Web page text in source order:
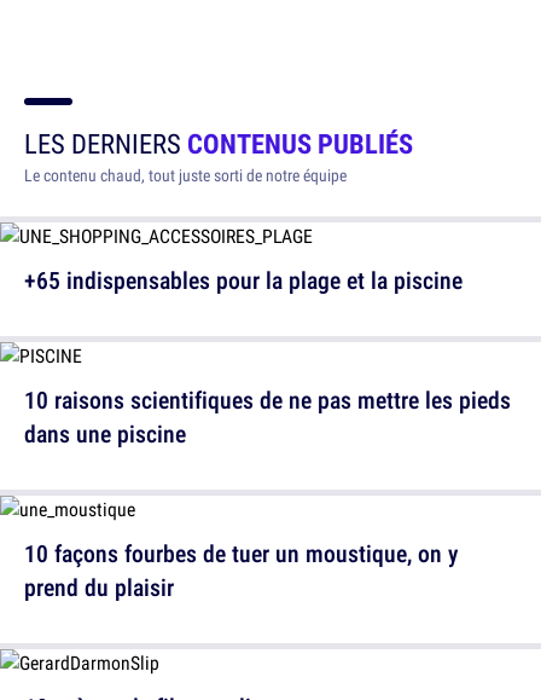
LES DERNIERS CONTENUS PUBLIÉS
Le contenu chaud, tout juste sorti de notre équipe
+65 indispensables pour la plage et la piscine
10 façons fourbes de tuer un moustique, on y
prend du plaisir
10 raisons scientifiques de ne pas mettre les pieds
dans une piscine